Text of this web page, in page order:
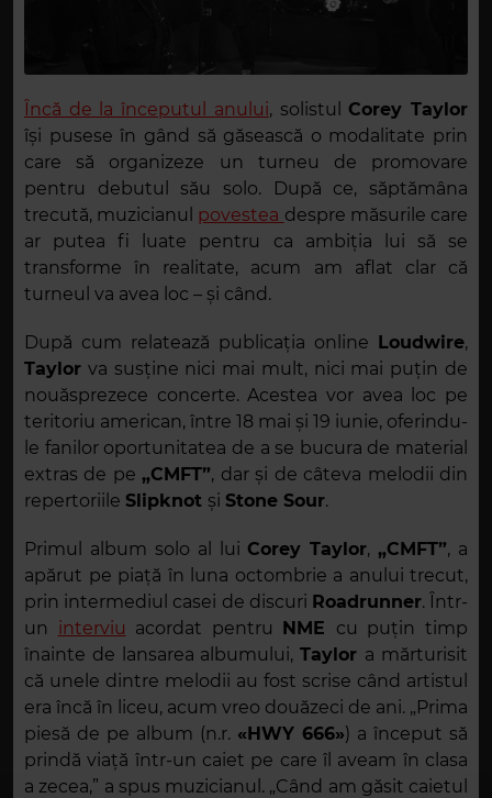
Încă de la începutul anului, solistul Corey Taylor
își pusese în gând să găsească o modalitate prin
care să organizeze un turneu de promovare
pentru debutul său solo. După ce, săptămâna
trecută, muzicianul povestea despre măsurile care
ar putea fi luate pentru ca ambiția lui să se
transforme în realitate, acum am aflat clar că
turneul va avea loc – și când.
După cum relatează publicația online Loudwire,
Taylor va susține nici mai mult, nici mai puțin de
nouăsprezece concerte. Acestea vor avea loc pe
teritoriu american, între 18 mai și 19 iunie, oferindu-
le fanilor oportunitatea de a se bucura de material
extras de pe„CMFT”, dar și de câteva melodii din
repertoriile Slipknot și Stone Sour.
Primul album solo al lui Corey Taylor,„CMFT”, a
apărut pe piață în luna octombrie a anului trecut,
prin intermediul casei de discuri Roadrunner. Într-
un interviu acordat pentru NME cu puțin timp
înainte de lansarea albumului,Taylor a mărturisit
că unele dintre melodii au fost scrise când artistul
era încă în liceu, acum vreo douăzeci de ani. „Prima
piesă de pe album (n.r. «HWY 666») a început să
prindă viață într-un caiet pe care îl aveam în clasa
a zecea,” a spus muzicianul. „Când am găsit caietul